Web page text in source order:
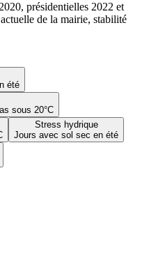
été
sous 20°C
Stress hydrique
Jours avec sol sec en été
présidentielles 2022 et
de la mairie, stabilité